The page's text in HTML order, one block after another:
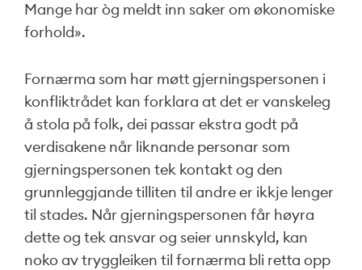
Mange har òg meldt inn saker om økonomiske
forhold».
Fornærma som har møtt gjerningspersonen i
konfliktrådet kan forklara at det er vanskeleg
å stola på folk, dei passar ekstra godt på
verdisakene når liknande personar som
gjerningspersonen tek kontakt og den
grunnleggjande tilliten til andre er ikkje lenger
til stades. Når gjerningspersonen får høyra
dette og tek ansvar og seier unnskyld, kan
noko av tryggleiken til fornærma bli retta opp